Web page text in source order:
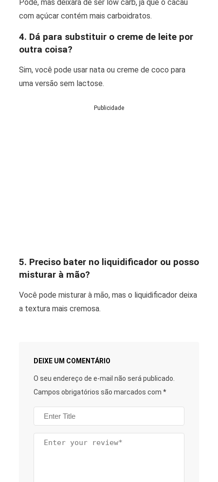
Pode, mas deixará de ser low carb, já que o cacau
com açúcar contém mais carboidratos.
4. Dá para substituir o creme de leite por
outra coisa?
Sim, você pode usar nata ou creme de coco para
uma versão sem lactose.
Publicidade
5. Preciso bater no liquidificador ou posso
misturar à mão?
Você pode misturar à mão, mas o liquidificador deixa
a textura mais cremosa.
DEIXE UM COMENTÁRIO
O seu endereço de e-mail não será publicado.
Campos obrigatórios são marcados com *